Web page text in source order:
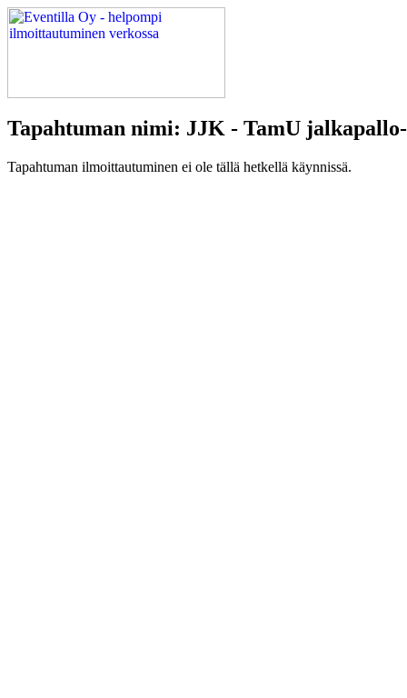
Tapahtuman nimi: JJK - TamU
Tapahtuman ilmoittautuminen ei ole tällä hetkellä käynnissä.